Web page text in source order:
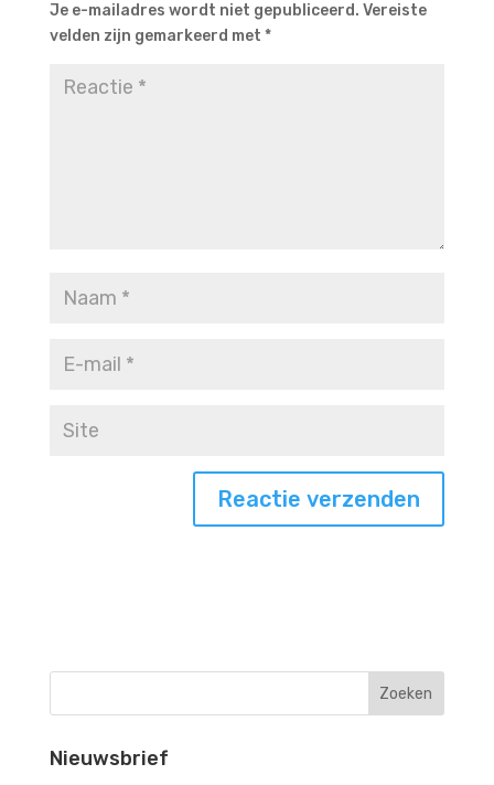
Je e-mailadres wordt niet gepubliceerd. Vereiste
velden zijn gemarkeerd met *
Nieuwsbrief